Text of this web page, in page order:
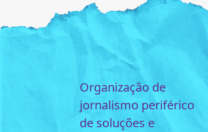
Organização de
jornalismo periférico
de soluções e